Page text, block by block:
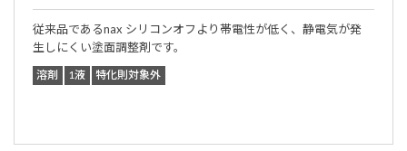
従来品であるnax シリコンオフより帯電性が低く、静電気が発
生しにくい塗面調整剤です。
溶剤 1液 特化則対象外